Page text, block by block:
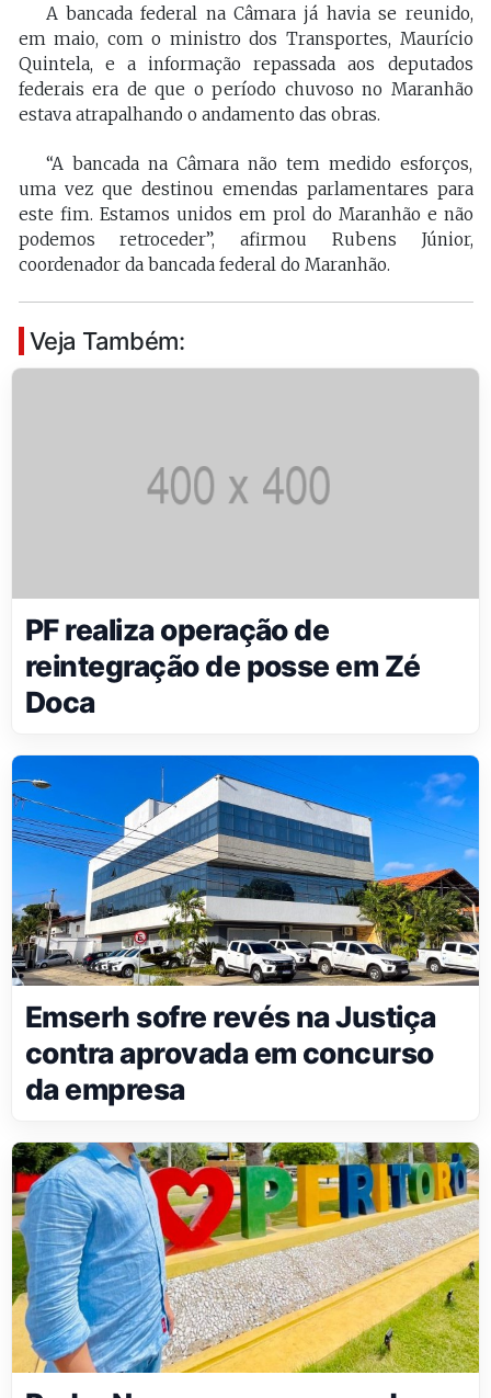
A bancada federal na Câmara já havia se reunido,
em maio, com o ministro dos Transportes, Maurício
Quintela, e a informação repassada aos deputados
federais era de que o período chuvoso no Maranhão
estava atrapalhando o andamento das obras.
“A bancada na Câmara não tem medido esforços,
uma vez que destinou emendas parlamentares para
este fim. Estamos unidos em prol do Maranhão e não
podemos retroceder”, afirmou Rubens Júnior,
coordenador da bancada federal do Maranhão.
Veja Também:
PF realiza operação de
reintegração de posse em Zé
Doca
Emserh sofre revés na Justiça
contra aprovada em concurso
da empresa